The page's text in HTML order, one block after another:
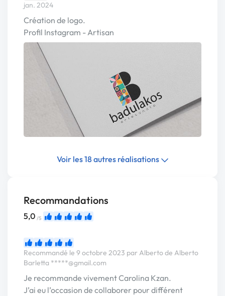
jan. 2024
Création de logo.
Profil Instagram - Artisan
Voir les 18 autres réalisations
Recommandations
5,0 /5
Recommandé le 9 octobre 2023 par Alberto de Alberto
Barletta *****@gmail.com
Je recommande vivement Carolina Kzan.
J’ai eu l’occasion de collaborer pour différent